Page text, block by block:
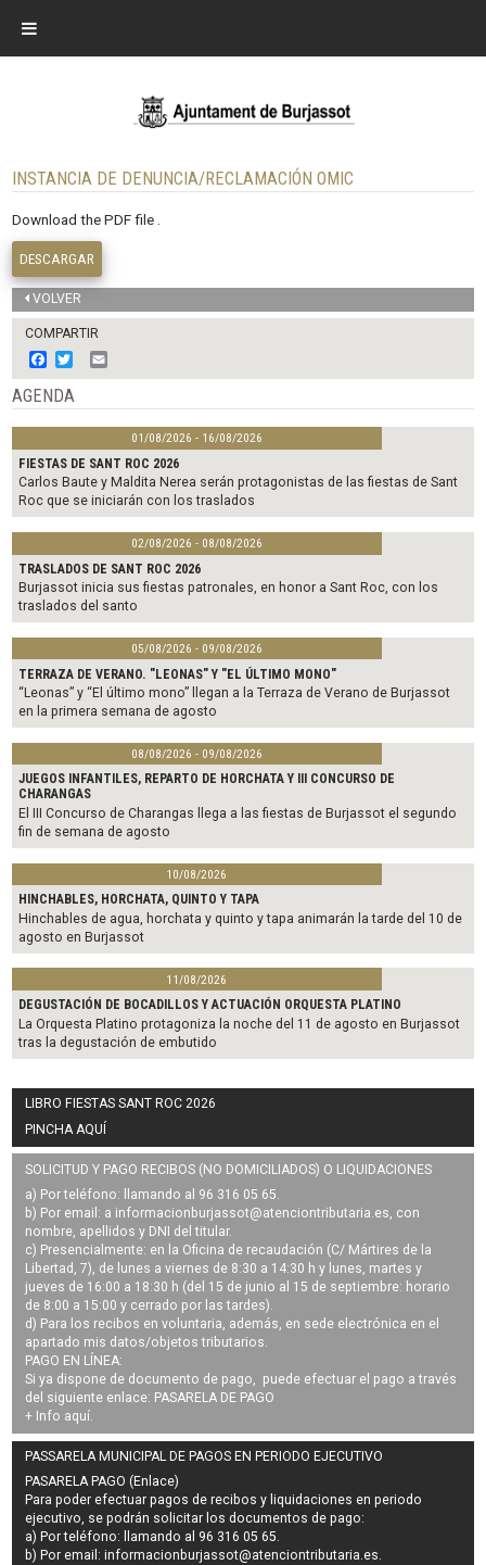
INSTANCIA DE DENUNCIA/RECLAMACIÓN OMIC
Download the PDF file .
DESCARGAR
VOLVER
COMPARTIR
F
a
c
e
b
o
o
k
w
i
t
t
e
r
m
i
l
AGENDA
01/08/2026 - 16/08/2026
FIESTAS DE SANT ROC 2026
Carlos Baute y Maldita Nerea serán protagonistas de las fiestas de Sant
Roc que se iniciarán con los traslados
02/08/2026 - 08/08/2026
TRASLADOS DE SANT ROC 2026
Burjassot inicia sus fiestas patronales, en honor a Sant Roc, con los
traslados del santo
05/08/2026 - 09/08/2026
TERRAZA DE VERANO. "LEONAS" Y "EL ÚLTIMO MONO"
“Leonas” y “El último mono” llegan a la Terraza de Verano de Burjassot
en la primera semana de agosto
08/08/2026 - 09/08/2026
JUEGOS INFANTILES, REPARTO DE HORCHATA Y III CONCURSO DE
CHARANGAS
El III Concurso de Charangas llega a las fiestas de Burjassot el segundo
fin de semana de agosto
10/08/2026
HINCHABLES, HORCHATA, QUINTO Y TAPA
Hinchables de agua, horchata y quinto y tapa animarán la tarde del 10 de
agosto en Burjassot
11/08/2026
DEGUSTACIÓN DE BOCADILLOS Y ACTUACIÓN ORQUESTA PLATINO
La Orquesta Platino protagoniza la noche del 11 de agosto en Burjassot
tras la degustación de embutido
LIBRO FIESTAS SANT ROC 2026
PINCHA AQUÍ
SOLICITUD Y PAGO RECIBOS (NO DOMICILIADOS) O LIQUIDACIONES
a) Por teléfono: llamando al 96 316 05 65.
b) Por email: a informacionburjassot@atenciontributaria.es, con
nombre, apellidos y DNI del titular.
c) Presencialmente: en la Oficina de recaudación (C/ Mártires de la
Libertad, 7), de lunes a viernes de 8:30 a 14:30 h y lunes, martes y
jueves de 16:00 a 18:30 h (del 15 de junio al 15 de septiembre: horario
de 8:00 a 15:00 y cerrado por las tardes).
d) Para los recibos en voluntaria, además, en sede electrónica en el
apartado mis datos/objetos tributarios.
PAGO EN LÍNEA:
Si ya dispone de documento de pago, puede efectuar el pago a través
del siguiente enlace: PASARELA DE PAGO
+ Info aquí.
PASSARELA MUNICIPAL DE PAGOS EN PERIODO EJECUTIVO
PASARELA PAGO (Enlace)
Para poder efectuar pagos derecibos y liquidaciones en periodo
ejecutivo, se podrán solicitar los documentos de pago:
a) Por teléfono: llamando al 96 316 05 65.
b) Por email:informacionburjassot@atenciontributaria.es.